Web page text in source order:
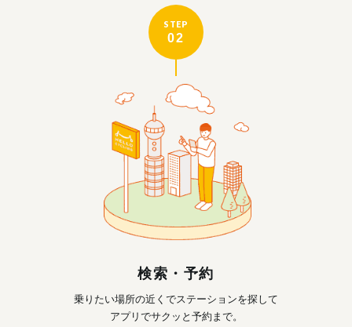
STEP
02
検索・予約
乗りたい場所の近くでステーションを探して
アプリでサクッと予約まで。